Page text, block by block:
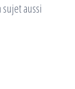
aussi